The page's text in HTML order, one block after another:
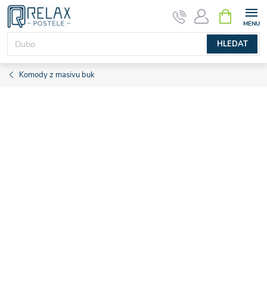
Přejít
obsah
HLEDAT
NÁKUPNÍ
KOŠÍK
Komody z masivu buk